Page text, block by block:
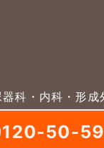
器科・内科・形成
50-